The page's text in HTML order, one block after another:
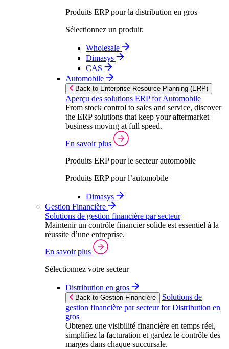
Produits ERP pour la distribution en gros
Sélectionnez un produit:
Wholesale
Dimasys
CAS
Automobile
Back to Enterprise Resource Planning (ERP)
Aperçu des solutions ERP for Automobile
From stock control to sales and service, discover
the ERP solutions that keep your aftermarket
business moving at full speed.
En savoir plus
Produits ERP pour le secteur automobile
Produits ERP pour l’automobile
Dimasys
Gestion Financière
Solutions de gestion financière par secteur
Maintenir un contrôle financier solide est essentiel à la
réussite d’une entreprise.
En savoir plus
Sélectionnez votre secteur
Distribution en gros
Back to Gestion Financière
Solutions de
gestion financière par secteur for Distribution en
gros
Obtenez une visibilité financière en temps réel,
simplifiez la facturation et gardez le contrôle des
marges dans chaque succursale.